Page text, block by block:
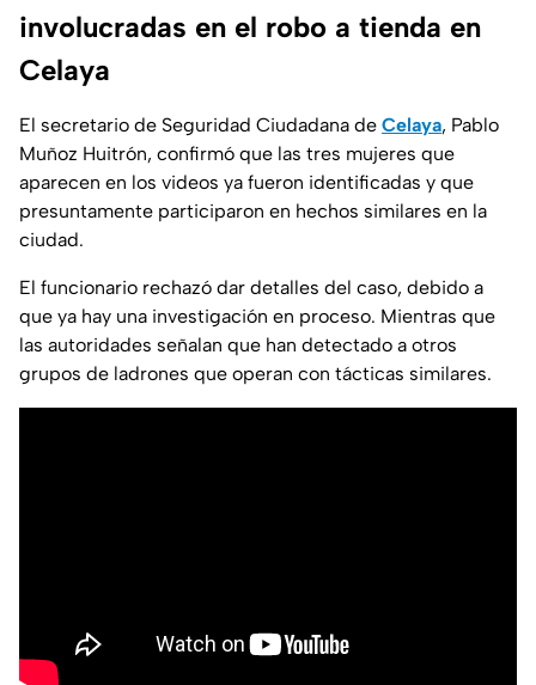
involucradas en el robo a tienda en
Celaya
El secretario de Seguridad Ciudadana de Celaya, Pablo
Muñoz Huitrón, confirmó que las tres mujeres que
aparecen en los videos ya fueron identificadas y que
presuntamente participaron en hechos similares en la
ciudad.
El funcionario rechazó dar detalles del caso, debido a
que ya hay una investigación en proceso. Mientras que
las autoridades señalan que han detectado a otros
grupos de ladrones que operan con tácticas similares.